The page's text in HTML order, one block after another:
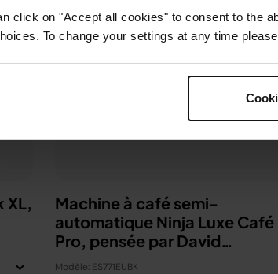
click on "Accept all cookies" to consent to the
To change your settings at any time
XL,
Machine à café semi-
automatique Ninja Luxe Café
Pro, pensée par David
Beckham
Modèle: ES771EUBK